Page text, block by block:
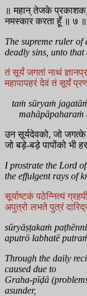
॥ महान् तेजके प्रकाशक,
नमस्कार करता हूँ ॥ ७ ॥
The supreme ruler
deadly sins, unto
तं सूर्यं जगतां नाथं
महापापहरं देवं तं सूर्यं
taṁ sūryaṁ
mahāpāpaharaṁ
उन सूर्यदेवको, जो जगत्के
जो बड़े-बड़े पापोंको भी
I prostrate the Lord
the effulgent rays of
सूर्याष्टकं पठेन्नित्यं
अपुत्रो लभते पुत्रं
sūryāṣṭakaṁ
aputrō labhatē
Through the daily
caused due to
Graha-pīḍā
asunder,